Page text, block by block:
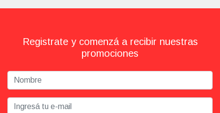
Registrate y comenzá a recibir nuestras
promociones